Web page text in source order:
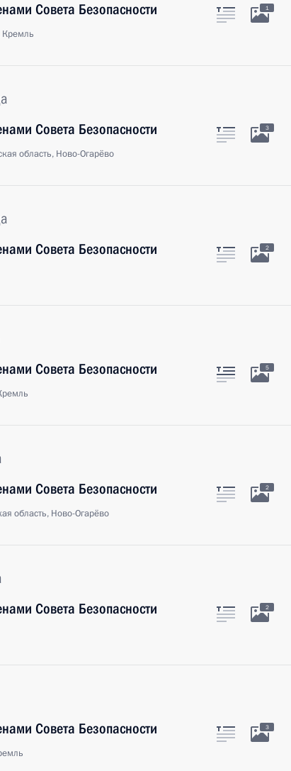
Совета Безопасности
1
Совета Безопасности
область, Ново-Огарёво
3
Совета Безопасности
2
Совета Безопасности
5
Совета Безопасности
область, Ново-Огарёво
2
Совета Безопасности
2
Совета Безопасности
3